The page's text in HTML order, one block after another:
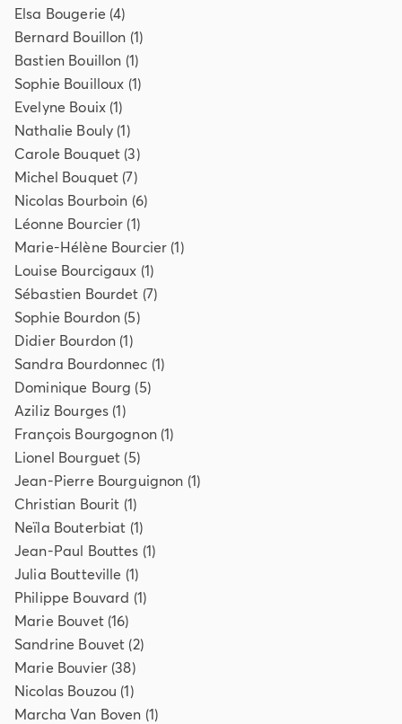
Elsa Bougerie (4)
Bernard Bouillon (1)
Bastien Bouillon (1)
Sophie Bouilloux (1)
Evelyne Bouix(1)
Nathalie Bouly (1)
Carole Bouquet (3)
Michel Bouquet (7)
Nicolas Bourboin (6)
Léonne Bourcier (1)
Marie-Hélène Bourcier (1)
Louise Bourcigaux (1)
Sébastien Bourdet (7)
Sophie Bourdon (5)
Didier Bourdon (1)
Sandra Bourdonnec (1)
Dominique Bourg (5)
Aziliz Bourges (1)
François Bourgognon(1)
Lionel Bourguet (5)
Jean-Pierre Bourguignon (1)
Christian Bourit (1)
Neïla Bouterbiat (1)
Jean-Paul Bouttes (1)
Julia Boutteville (1)
Philippe Bouvard (1)
Marie Bouvet(16)
Sandrine Bouvet (2)
Marie Bouvier(38)
Nicolas Bouzou (1)
Marcha Van Boven (1)